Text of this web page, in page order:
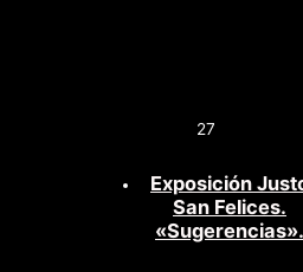
27
Exposición
San Felices.
«Sugerencias».